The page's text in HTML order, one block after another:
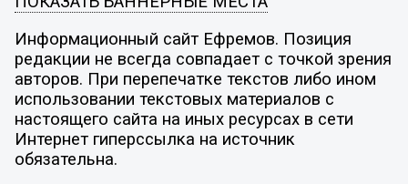
Информационный сайт Ефремов. Позиция
редакции не всегда совпадает с точкой зрения
авторов. При перепечатке текстов либо ином
использовании текстовых материалов с
настоящего сайта на иных ресурсах в сети
Интернет гиперссылка на источник
обязательна.